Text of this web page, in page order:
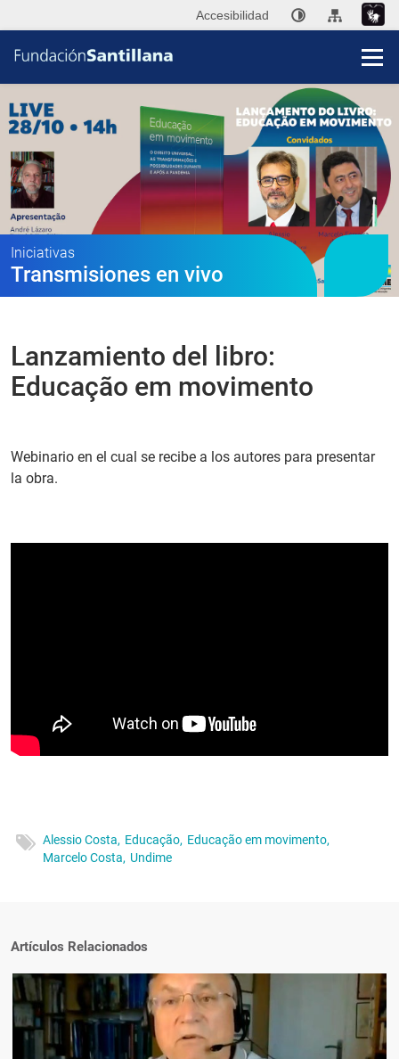
Accesibilidad
Iniciativas
Transmisiones en vivo
Lanzamiento del libro:
Educação em movimento
Webinario en el cual se recibe a los autores para presentar
la obra.
Alessio Costa, Educação, Educação em movimento,
Marcelo Costa, Undime
Artículos Relacionados